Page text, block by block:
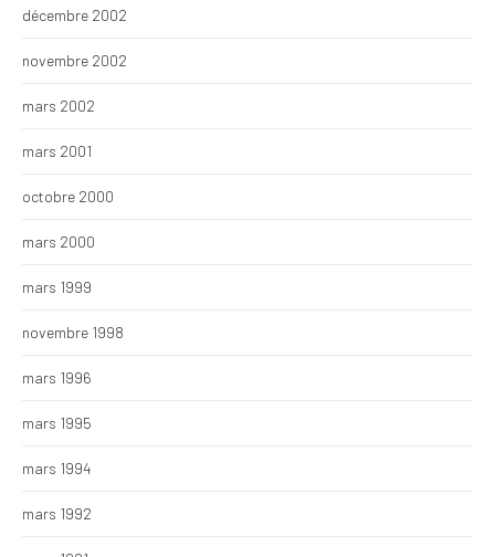
décembre 2002
novembre 2002
mars 2002
mars 2001
octobre 2000
mars 2000
mars 1999
novembre 1998
mars 1996
mars 1995
mars 1994
mars 1992